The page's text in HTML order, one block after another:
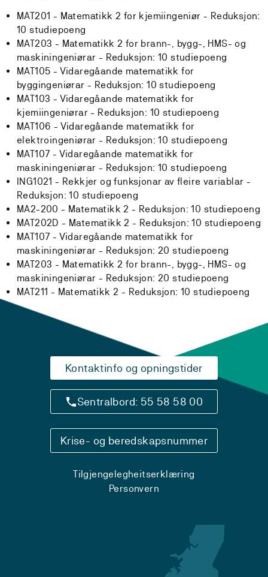
MAT201 - Matematikk 2 for kjemiingeniør - Reduksjon:
10 studiepoeng
MAT203 - Matematikk 2 for brann-, bygg-, HMS- og
maskiningeniørar - Reduksjon: 10 studiepoeng
MAT105 - Vidaregåande matematikk for
byggingeniørar - Reduksjon: 10 studiepoeng
MAT103 - Vidaregåande matematikk for
kjemiingeniørar - Reduksjon: 10 studiepoeng
MAT106 - Vidaregåande matematikk for
elektroingeniørar - Reduksjon: 10 studiepoeng
MAT107 - Vidaregåande matematikk for
maskiningeniørar - Reduksjon: 10 studiepoeng
ING1021 - Rekkjer og funksjonar av fleire variablar -
Reduksjon: 10 studiepoeng
MA2-200 - Matematikk 2 - Reduksjon: 10 studiepoeng
MAT202D - Matematikk 2 - Reduksjon: 10 studiepoeng
MAT107 - Vidaregåande matematikk for
maskiningeniørar - Reduksjon: 20 studiepoeng
MAT203 - Matematikk 2 for brann-, bygg-, HMS- og
maskiningeniørar - Reduksjon: 20 studiepoeng
MAT211 - Matematikk 2 - Reduksjon: 10 studiepoeng
Kontaktinfo og opningstider
Sentralbord: 55 58 58 00
Krise- og beredskapsnummer
Tilgjengelegheitserklæring
Personvern